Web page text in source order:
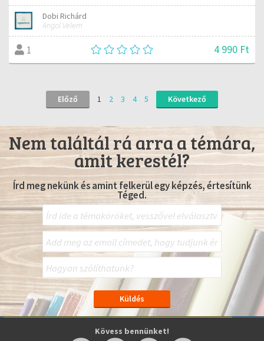
Dobi Richárd
Angol Velem
1 4 990 Ft
Előző 1 2 3 4 5 Következő
Nem találtál rá arra a témára,
amit kerestél?
Írd meg nekünk és amint felkerül egy képzés, értesítünk
Téged.
Kövess bennünket!